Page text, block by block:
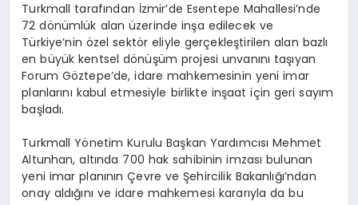
Turkmall tarafından İzmir’de Esentepe Mahallesi’nde
72 dönümlük alan üzerinde inşa edilecek ve
Türkiye’nin özel sektör eliyle gerçekleştirilen alan bazlı
en büyük kentsel dönüşüm projesi unvanını taşıyan
Forum Göztepe’de, idare mahkemesinin yeni imar
planlarını kabul etmesiyle birlikte inşaat için geri sayım
başladı.
Turkmall Yönetim Kurulu Başkan Yardımcısı Mehmet
Altunhan, altında 700 hak sahibinin imzası bulunan
yeni imar planının Çevre ve Şehircilik Bakanlığı’ndan
onay aldığını ve idare mahkemesi kararıyla da bu